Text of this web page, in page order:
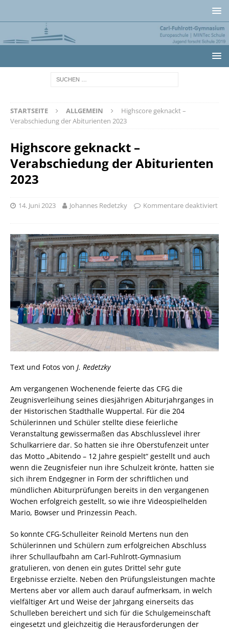
STARTSEITE ALLGEMEIN
Highscore geknackt –
Verabschiedung der Abiturienten 2023
Highscore geknackt –
Verabschiedung der Abiturienten
2023
14. Juni 2023 Johannes Redetzky Kommentare deaktiviert
Text und Fotos von J. Redetzky
Am vergangenen Wochenende feierte das CFG die
Zeugnisverleihung seines diesjährigen Abiturjahrganges in
der Historischen Stadthalle Wuppertal. Für die 204
Schülerinnen und Schüler stellte diese feierliche
Veranstaltung gewissermaßen das Abschlusslevel ihrer
Schulkarriere dar. So hatten sie ihre Oberstufenzeit unter
das Motto „Abitendo – 12 Jahre gespielt“ gestellt und auch
wenn die Zeugnisfeier nun ihre Schulzeit krönte, hatten sie
sich ihrem Endgegner in Form der schriftlichen und
mündlichen Abiturprüfungen bereits in den vergangenen
Wochen erfolgreich gestellt, so wie ihre Videospielhelden
Mario, Bowser und Prinzessin Peach.
So konnte CFG-Schulleiter Reinold Mertens nun den
Schülerinnen und Schülern zum erfolgreichen Abschluss
ihrer Schullaufbahn am Carl-Fuhlrott-Gymnasium
gratulieren, von denen ein gutes Drittel sehr gute
Ergebnisse erzielte. Neben den Prüfungsleistungen machte
Mertens aber vor allem auch darauf aufmerksam, in welch
vielfältiger Art und Weise der Jahrgang einerseits das
Schulleben bereichert und sich für die Schulgemeinschaft
eingesetzt und gleichzeitig die Herausforderungen der